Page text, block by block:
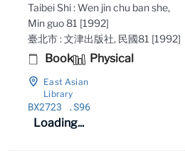
Taibei Shi : Wen jin chu ban she,
Min guo 81 [1992]
臺北市 : 文津出版社, 民國81 [1992]
Book Physical
East Asian
Library
BX2723
.S96
Loading...